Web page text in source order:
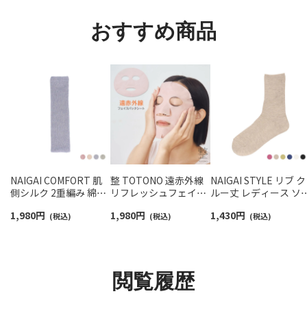
おすすめ商品
NAIGAI COMFORT 肌
側シルク 2重編み 綿混
マー レディース
1,980円 (税込)
整 TOTONO 遠赤外線
リフレッシュフェイス
マスク 抗酸化加工 レデ
1,980円 (税込)
NAIGAI STYLE リブ ク
ルー丈 レディース ソ
1,430円 (税込)
閲覧履歴